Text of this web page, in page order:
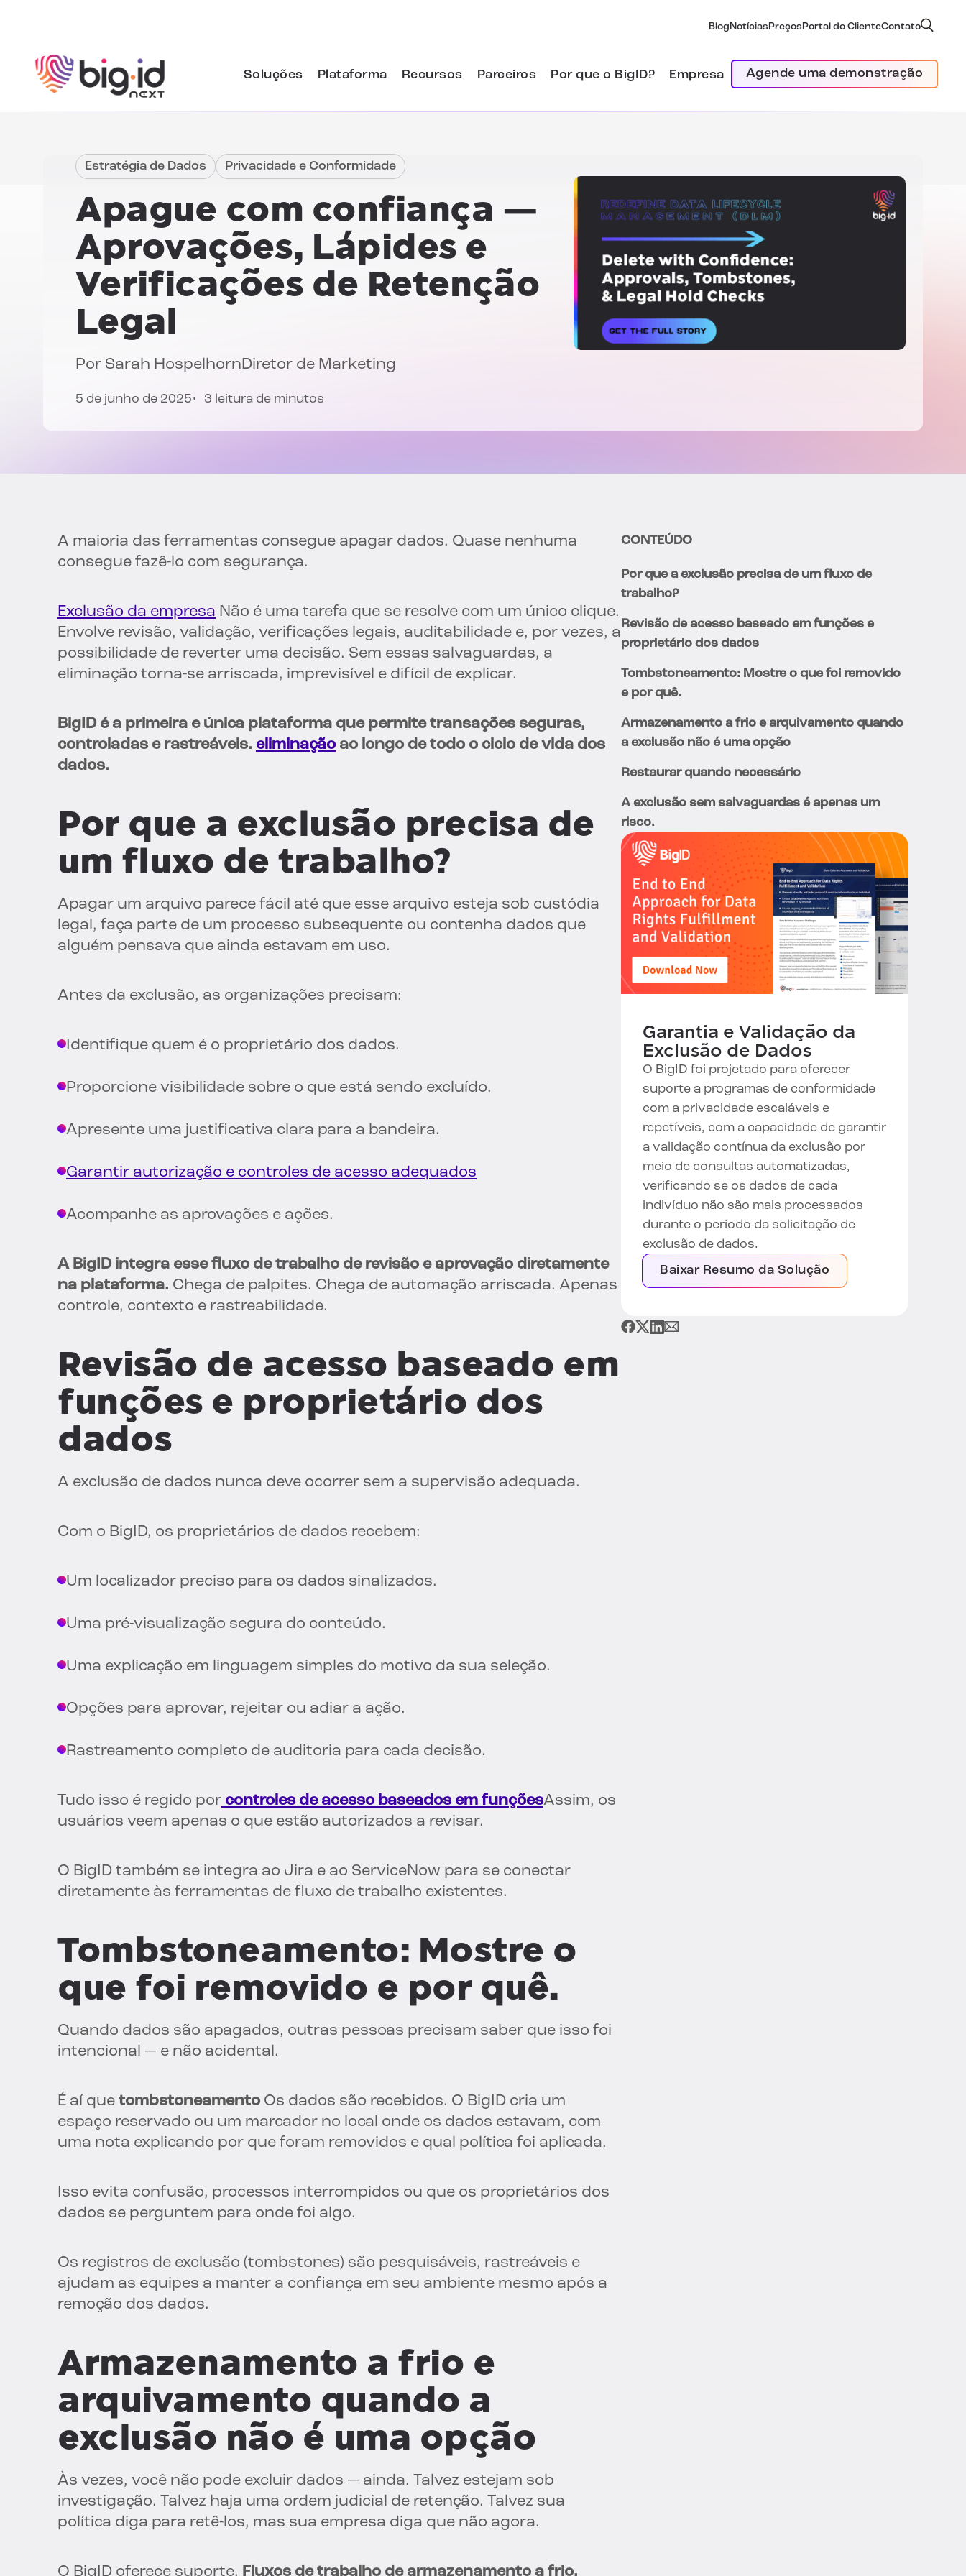
Blog Notícias Preços Portal do ClienteContato
Soluções Plataforma Recursos Parceiros Por que o BigID? Empresa Agende uma demonstração
Estratégia de Dados Privacidade e Conformidade
Apague com confiança —
Aprovações, Lápides e
Verificações de Retenção
Legal
Por Sarah HospelhornDiretor de Marketing
5 de junho de 2025 3 leitura de minutos
A maioria das ferramentas consegue apagar dados. Quase nenhuma
consegue fazê-lo com segurança.
Exclusão da empresa Não é uma tarefa que se resolve com um único clique.
Envolve revisão, validação, verificações legais, auditabilidade e, por vezes, a
possibilidade de reverter uma decisão. Sem essas salvaguardas, a
eliminação torna-se arriscada, imprevisível e difícil de explicar.
BigID é a primeira e única plataforma que permite transações seguras,
controladas e rastreáveis. eliminação ao longo de todo o ciclo de vida dos
dados.
Por que a exclusão precisa de
um fluxo de trabalho?
Apagar um arquivo parece fácil até que esse arquivo esteja sob custódia
legal, faça parte de um processo subsequente ou contenha dados que
alguém pensava que ainda estavam em uso.
Antes da exclusão, as organizações precisam:
Identifique quem é o proprietário dos dados.
Proporcione visibilidade sobre o que está sendo excluído.
Apresente uma justificativa clara para a bandeira.
Garantir autorização e controles de acesso adequados
Acompanhe as aprovações e ações.
A BigID integra esse fluxo de trabalho de revisão e aprovação diretamente
na plataforma. Chega de palpites. Chega de automação arriscada. Apenas
controle, contexto e rastreabilidade.
Revisão de acesso baseado em
funções e proprietário dos
dados
A exclusão de dados nunca deve ocorrer sem a supervisão adequada.
Com o BigID, os proprietários de dados recebem:
Um localizador preciso para os dados sinalizados.
Uma pré-visualização segura do conteúdo.
Uma explicação em linguagem simples do motivo da sua seleção.
Opções para aprovar, rejeitar ou adiar a ação.
Rastreamento completo de auditoria para cada decisão.
Tudo isso é regido por controles de acesso baseados em funçõesAssim, os
usuários veem apenas o que estão autorizados a revisar.
O BigID também se integra ao Jira e ao ServiceNow para se conectar
diretamente às ferramentas de fluxo de trabalho existentes.
Tombstoneamento: Mostre o
que foi removido e por quê.
Quando dados são apagados, outras pessoas precisam saber que isso foi
intencional — e não acidental.
É aí que tombstoneamento Os dados são recebidos. O BigID cria um
espaço reservado ou um marcador no local onde os dados estavam, com
uma nota explicando por que foram removidos e qual política foi aplicada.
Isso evita confusão, processos interrompidos ou que os proprietários dos
dados se perguntem para onde foi algo.
Os registros de exclusão (tombstones) são pesquisáveis, rastreáveis e
ajudam as equipes a manter a confiança em seu ambiente mesmo após a
remoção dos dados.
Armazenamento a frio e
arquivamento quando a
exclusão não é uma opção
Às vezes, você não pode excluir dados — ainda. Talvez estejam sob
investigação. Talvez haja uma ordem judicial de retenção. Talvez sua
política diga para retê-los, mas sua empresa diga que não agora.
O BigID oferece suporte. Fluxos de trabalho de armazenamento a frio,
CONTEÚDO
Por que a exclusão precisa de um fluxo de
trabalho?
Revisão de acesso baseado em funções e
proprietário dos dados
Tombstoneamento: Mostre o que foi removido
e por quê.
Armazenamento a frio e arquivamento quando
a exclusão não é uma opção
Restaurar quando necessário
A exclusão sem salvaguardas é apenas um
risco.
Garantia e Validação da
Exclusão de Dados
O BigID foi projetado para oferecer
suporte a programas de conformidade
com a privacidade escaláveis e
repetíveis, com a capacidade de garantir
a validação contínua da exclusão por
meio de consultas automatizadas,
verificando se os dados de cada
indivíduo não são mais processados
durante o período da solicitação de
exclusão de dados.
Baixar Resumo da Solução